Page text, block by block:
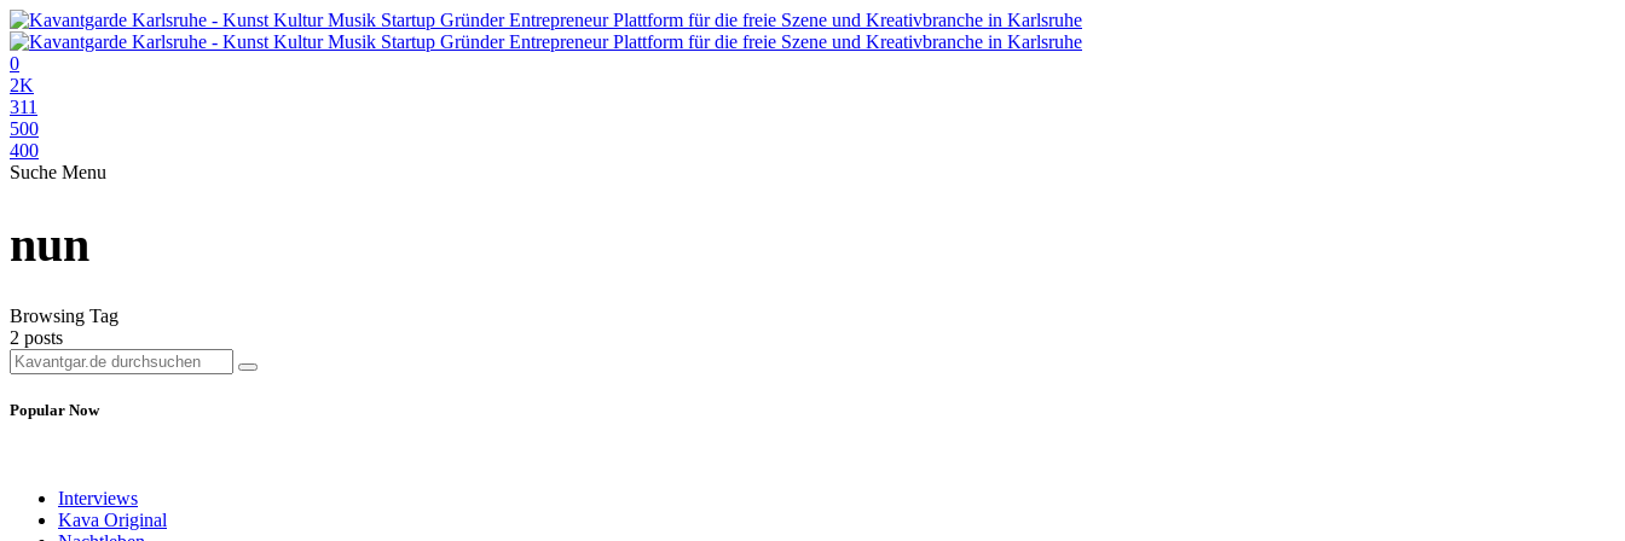
0
2K
311
500
400
Suche Menu
nun
Browsing Tag
2 posts
Popular Now
Interviews
Kava Original